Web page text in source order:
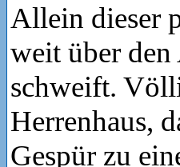
Allein dieser
weit über
schweift.
Herrenhaus,
Gespür zu